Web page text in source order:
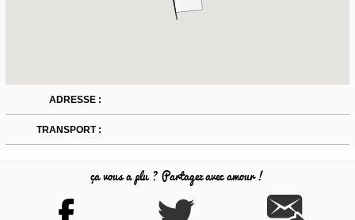
ADRESSE :
TRANSPORT :
ça vous a plu ? Partagez avec amour !